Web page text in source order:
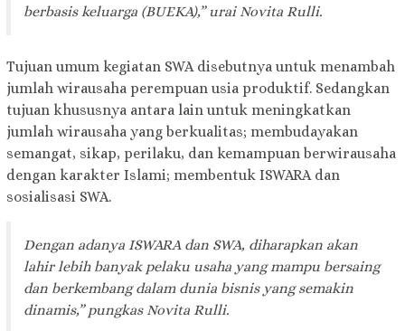
berbasis keluarga (BUEKA),” urai Novita Rulli.
Tujuan umum kegiatan SWA disebutnya untuk menambah
jumlah wirausaha perempuan usia produktif. Sedangkan
tujuan khususnya antara lain untuk meningkatkan
jumlah wirausaha yang berkualitas; membudayakan
semangat, sikap, perilaku, dan kemampuan berwirausaha
dengan karakter Islami; membentuk ISWARA dan
sosialisasi SWA.
Dengan adanya ISWARA dan SWA, diharapkan akan
lahir lebih banyak pelaku usaha yang mampu bersaing
dan berkembang dalam dunia bisnis yang semakin
dinamis,” pungkas Novita Rulli.